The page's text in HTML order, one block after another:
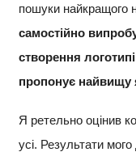
пошуки найкращого
самостійно
створення
пропонує найвищу
Я ретельно оцінив
усі. Результати